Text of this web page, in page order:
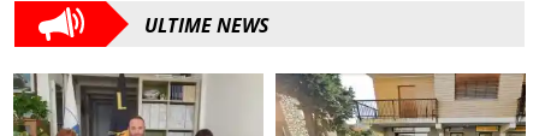
ULTIME NEWS